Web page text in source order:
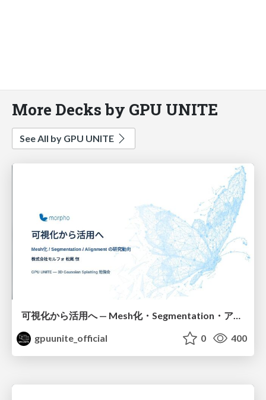
More Decks by GPU UNITE
See All by GPU UNITE
可視化から活用へ — Mesh化・Segmentation・アライメントの研究動向
gpuunite_official
0 400